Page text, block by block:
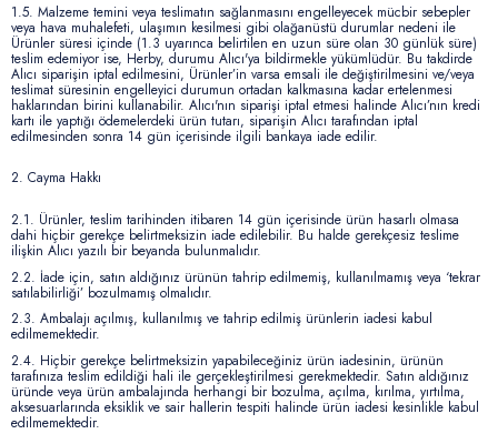
1.5. Malzeme temini veya teslimatın sağlanmasını engelleyecek mücbir sebepler
veya hava muhalefeti, ulaşımın kesilmesi gibi olağanüstü durumlar nedeni ile
Ürünler süresi içinde (1.3 uyarınca belirtilen en uzun süre olan 30 günlük süre)
teslim edemiyor ise, Herby, durumu Alıcı'ya bildirmekle yükümlüdür. Bu takdirde
Alıcı siparişin iptal edilmesini, Ürünler’in varsa emsali ile değiştirilmesini ve/veya
teslimat süresinin engelleyici durumun ortadan kalkmasına kadar ertelenmesi
haklarından birini kullanabilir. Alıcı'nın siparişi iptal etmesi halinde Alıcı’nın kredi
kartı ile yaptığı ödemelerdeki ürün tutarı, siparişin Alıcı tarafından iptal
edilmesinden sonra 14 gün içerisinde ilgili bankaya iade edilir.
2. Cayma Hakkı
2.1. Ürünler, teslim tarihinden itibaren 14 gün içerisinde ürün hasarlı olmasa
dahi hiçbir gerekçe belirtmeksizin iade edilebilir. Bu halde gerekçesiz teslime
ilişkin Alıcı yazılı bir beyanda bulunmalıdır.
2.2. İade için, satın aldığınız ürünün tahrip edilmemiş, kullanılmamış veya ‘tekrar
satılabilirliği’ bozulmamış olmalıdır.
2.3. Ambalajı açılmış, kullanılmış ve tahrip edilmiş ürünlerin iadesi kabul
edilmemektedir.
2.4. Hiçbir gerekçe belirtmeksizin yapabileceğiniz ürün iadesinin, ürünün
tarafınıza teslim edildiği hali ile gerçekleştirilmesi gerekmektedir. Satın aldığınız
üründe veya ürün ambalajında herhangi bir bozulma, açılma, kırılma, yırtılma,
aksesuarlarında eksiklik ve sair hallerin tespiti halinde ürün iadesi kesinlikle kabul
edilmemektedir.